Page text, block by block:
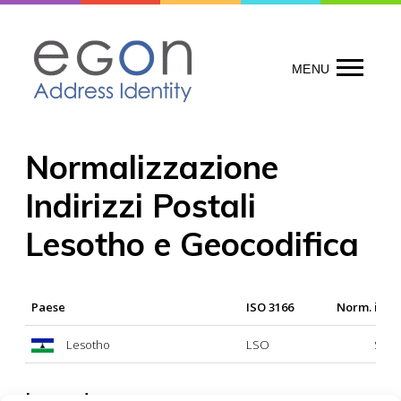
content
MENU
Normalizzazione
Indirizzi Postali
Lesotho e Geocodifica
Paese ISO 3166 Norm.
Lesotho LSO Si